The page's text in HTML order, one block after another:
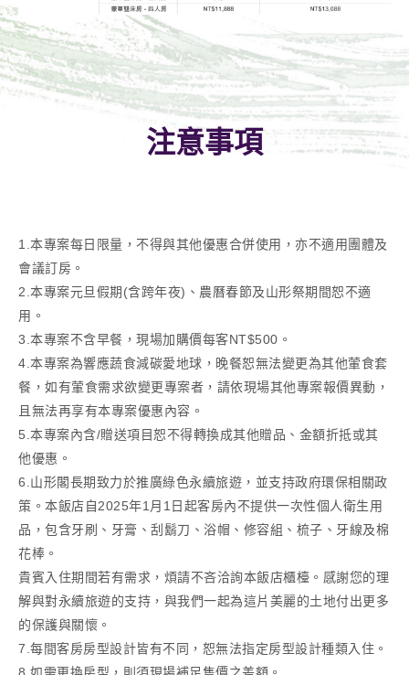
注意事項
1.本專案每日限量，不得與其他優惠合併使用，亦不適用團體及
會議訂房。
2.本專案元旦假期(含跨年夜)、農曆春節及山形祭期間恕不適
用。
3.本專案不含早餐，現場加購價每客NT$500。
4.本專案為響應蔬食減碳愛地球，晚餐恕無法變更為其他葷食套
餐，如有葷食需求欲變更專案者，請依現場其他專案報價異動，
且無法再享有本專案優惠內容。
5.本專案內含/贈送項目恕不得轉換成其他贈品、金額折抵或其
他優惠。
6.山形閣長期致力於推廣綠色永續旅遊，並支持政府環保相關政
策。本飯店自2025年1月1日起客房內不提供一次性個人衛生用
品，包含牙刷、牙膏、刮鬍刀、浴帽、修容組、梳子、牙線及棉
花棒。
貴賓入住期間若有需求，煩請不吝洽詢本飯店櫃檯。感謝您的理
解與對永續旅遊的支持，與我們一起為這片美麗的土地付出更多
的保護與關懷。
7.每間客房房型設計皆有不同，恕無法指定房型設計種類入住。